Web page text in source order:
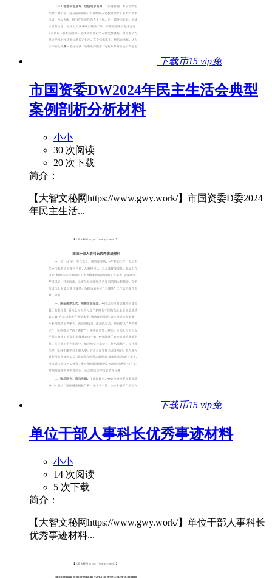
下载币15 vip免
市国资委DW2024年民主生活会典型
案例剖析分析材料
小小
30 次阅读
20 次下载
简介：
【大智文秘网https://www.gwy.work/】市国资委D委2024
年民主生活...
下载币15 vip免
单位干部人事科长优秀事迹材料
小小
14 次阅读
5 次下载
简介：
【大智文秘网https://www.gwy.work/】单位干部人事科长
优秀事迹材料...